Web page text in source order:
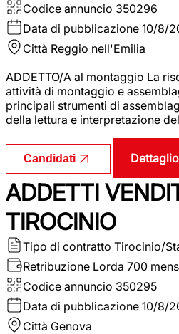
Codice annuncio 350296
Data di pubblicazione 10/8/
Città Reggio nell'Emilia
ADDETTO/A al montaggio La
attività di montaggio e
principali strumenti di
della lettura e interpretazione
Candidati
ADDETTI
TIROCINIO
Tipo di contratto Tirocinio/
Retribuzione Lorda 700
Codice annuncio 350295
Data di pubblicazione 10/8/
Città Genova